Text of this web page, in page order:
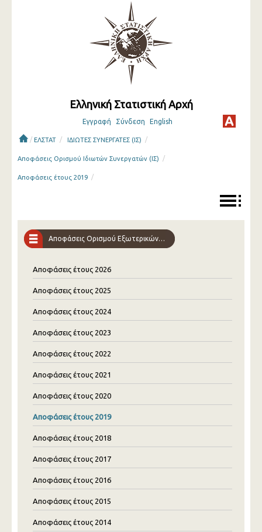
Ελληνική Στατιστική Αρχή
Εγγραφή Σύνδεση English
/ ΕΛΣΤΑΤ / ΙΔΙΩΤΕΣ ΣΥΝΕΡΓΑΤΕΣ (ΙΣ) /
Αποφάσεις Ορισμού Ιδιωτών Συνεργατών (ΙΣ) /
Αποφάσεις έτους 2019 /
Αποφάσεις Ορισμού Εξωτερικών Συνεργατών-Ερευνητών (ΕΣΕ)
Αποφάσεις έτους 2026
Αποφάσεις έτους 2025
Αποφάσεις έτους 2024
Αποφάσεις έτους 2023
Αποφάσεις έτους 2022
Αποφάσεις έτους 2021
Αποφάσεις έτους 2020
Αποφάσεις έτους 2019
Αποφάσεις έτους 2018
Αποφάσεις έτους 2017
Αποφάσεις έτους 2016
Αποφάσεις έτους 2015
Αποφάσεις έτους 2014